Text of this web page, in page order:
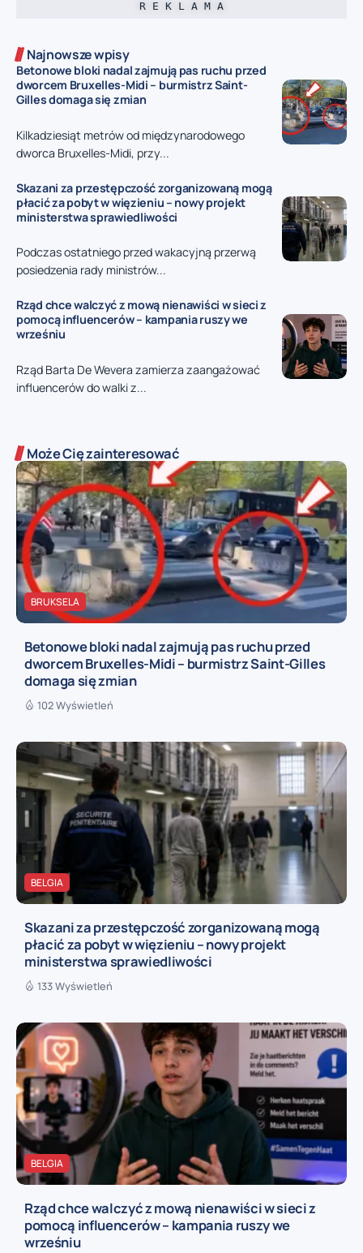
R E K L A M A
Najnowsze wpisy
Betonowe bloki nadal zajmują pas ruchu przed
dworcem Bruxelles-Midi – burmistrz Saint-
Gilles domaga się zmian
Kilkadziesiąt metrów od międzynarodowego
dworca Bruxelles-Midi, przy...
Skazani za przestępczość zorganizowaną mogą
płacić za pobyt w więzieniu – nowy projekt
ministerstwa sprawiedliwości
Podczas ostatniego przed wakacyjną przerwą
posiedzenia rady ministrów...
Rząd chce walczyć z mową nienawiści w sieci z
pomocą influencerów – kampania ruszy we
wrześniu
Rząd Barta De Wevera zamierza zaangażować
influencerów do walki z...
Może Cię zainteresować
BRUKSELA
Betonowe bloki nadal zajmują pas ruchu przed
dworcem Bruxelles-Midi – burmistrz Saint-Gilles
domaga się zmian
102 Wyświetleń
BELGIA
Skazani za przestępczość zorganizowaną mogą
płacić za pobyt w więzieniu – nowy projekt
ministerstwa sprawiedliwości
133 Wyświetleń
BELGIA
Rząd chce walczyć z mową nienawiści w sieci z
pomocą influencerów – kampania ruszy we
wrześniu